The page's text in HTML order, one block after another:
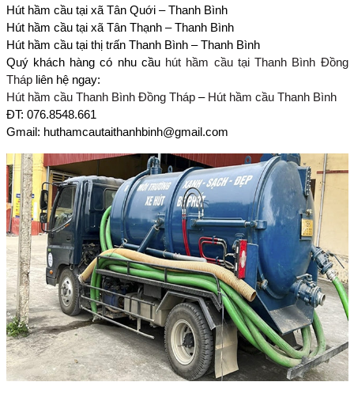
Hút hầm cầu tại xã Tân Quới – Thanh Bình
Hút hầm cầu tại xã Tân Thạnh – Thanh Bình
Hút hầm cầu tại thị trấn Thanh Bình – Thanh Bình
Quý khách hàng có nhu cầu hút hầm cầu tại Thanh Bình Đồng
Thápliên hệ ngay:
Hút hầm cầu Thanh Bình Đồng Tháp– Hút hầm cầu Thanh Bình
ĐT: 076.8548.661
Gmail: huthamcautaithanhbinh@gmail.com